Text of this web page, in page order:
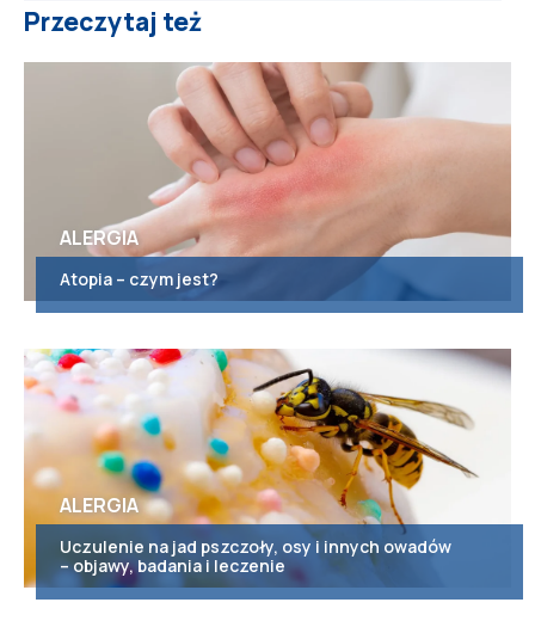
Przeczytaj też
ALERGIA
Atopia – czym jest?
ALERGIA
Uczulenie na jad pszczoły, osy i innych owadów
– objawy, badania i leczenie